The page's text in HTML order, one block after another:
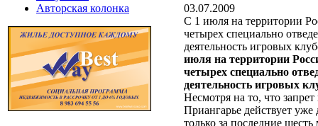
Авторская колонка
03.07.2009
С 1 июля на территории
четырех специально
деятельность игровых
июля на территории
четырех специально
деятельность игровых
Несмотря на то, что
Приангарье действует уже
только за последние шесть